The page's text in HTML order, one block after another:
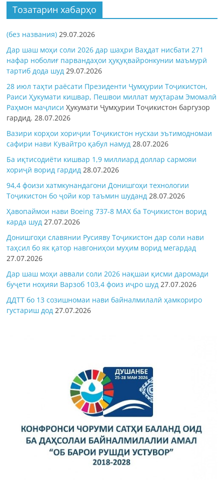
Тозатарин хабарҳо
(без названия) 29.07.2026
Дар шаш моҳи соли 2026 дар шаҳри Ваҳдат нисбати 271
нафар ноболиғ парвандаҳои ҳуқуқвайронкунии маъмурӣ
тартиб дода шуд 29.07.2026
28 июл таҳти раёсати Президенти Ҷумҳурии Тоҷикистон,
Раиси Ҳукумати кишвар, Пешвои миллат муҳтарам Эмомалӣ
Раҳмон маҷлисиҲукумати Ҷумҳурии Тоҷикистон баргузор
гардид.28.07.2026
Вазири корҳои хориҷии Тоҷикистон нусхаи эътимодномаи
сафири нави Кувайтро қабул намуд 28.07.2026
Ба иқтисодиёти кишвар 1,9 миллиард доллар сармояи
хориҷӣ ворид гардид 28.07.2026
94,4 фоизи хатмкунандагони Донишгоҳи технологии
Тоҷикистон бо ҷойи кор таъмин шуданд 28.07.2026
Ҳавопаймои нави Boeing 737-8 MAX ба Тоҷикистон ворид
карда шуд 27.07.2026
Донишгоҳи славянии Русияву Тоҷикистон дар соли нави
таҳсил бо як қатор навгониҳои муҳим ворид мегардад
27.07.2026
Дар шаш моҳи аввали соли 2026 нақшаи қисми даромади
буҷети ноҳияи Варзоб 103,4 фоиз иҷро шуд 27.07.2026
ДДТТ бо 13 созишномаи нави байналмилалӣ ҳамкориро
густариш дод 27.07.2026